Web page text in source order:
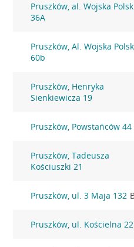
Pruszków, al. Wojska
36A
Pruszków, Al. Wojska
60b
Pruszków, Henryka
Sienkiewicza 19
Pruszków, Powstańców 44
Pruszków, Tadeusza
Kościuszki 21
Pruszków, ul. 3 Maja 132
Pruszków, ul. Kościelna 22